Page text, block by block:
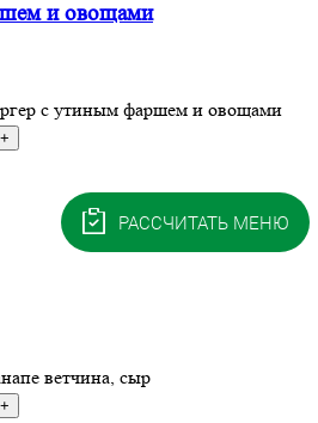
и овощами
с утиным фаршем и овощами
ветчина, сыр
РАССЧИТАТЬ МЕНЮ